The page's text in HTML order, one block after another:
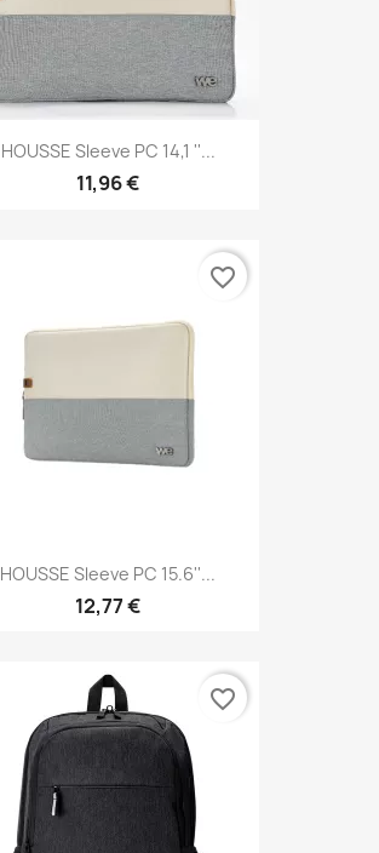
HOUSSE Sleeve PC 14,1 ''...
11,96 €
HOUSSE Sleeve PC 15.6''...
12,77 €
favorite_border
favorite_border